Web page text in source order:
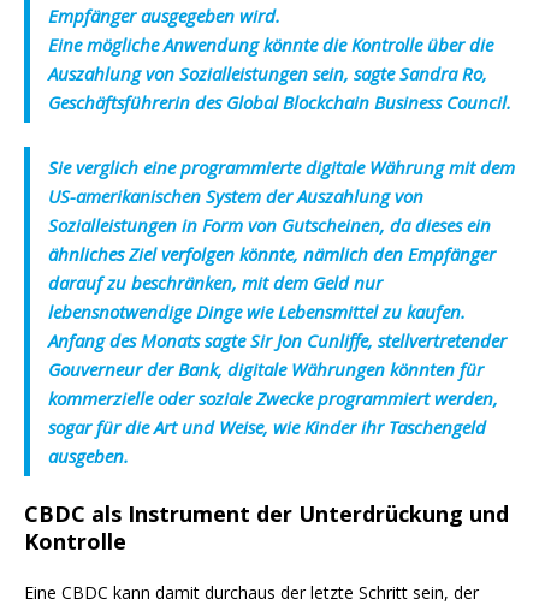
Empfänger ausgegeben wird.
Eine mögliche Anwendung könnte die Kontrolle über die
Auszahlung von Sozialleistungen sein, sagte Sandra Ro,
Geschäftsführerin des Global Blockchain Business Council.
Sie verglich eine programmierte digitale Währung mit dem
US-amerikanischen System der Auszahlung von
Sozialleistungen in Form von Gutscheinen, da dieses ein
ähnliches Ziel verfolgen könnte, nämlich den Empfänger
darauf zu beschränken, mit dem Geld nur
lebensnotwendige Dinge wie Lebensmittel zu kaufen.
Anfang des Monats sagte Sir Jon Cunliffe, stellvertretender
Gouverneur der Bank, digitale Währungen könnten für
kommerzielle oder soziale Zwecke programmiert werden,
sogar für die Art und Weise, wie Kinder ihr Taschengeld
ausgeben.
CBDC als Instrument der Unterdrückung und
Kontrolle
Eine CBDC kann damit durchaus der letzte Schritt sein, der